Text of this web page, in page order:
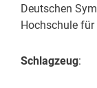
Deutschen
Hochschule
Schlagzeug: